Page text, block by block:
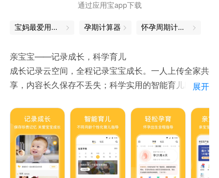
轻松记录宝宝成长的每个珍贵瞬间。智能上传宝宝的照
片和视频，自动创建一个安全且私密的成长空间。支持
#吃饭睡觉聊八卦，一起扎堆她她圈#
一个可以分享心事，与同好结盟，供你安放情感的真实
女性社区！多个火
通过应用宝app下载
宝妈最爱用的app，都在这里 孕期计算器 怀孕周期计算器
亲宝宝——记录成长，科学育儿
成长记录云空间，全程记录宝宝成长。一人上传全家共
享，内容长久保存不丢失；科学实用的智能育儿助手，
宝宝品牌商品，专注宝宝成长所需，千万家庭放心之
选。
【成长记录云空间】
宝宝的照片、视频均可智能上传，邀请家人加入，安全
私密、互动分享。“成长MV”功能，让宝宝的成长记录
展开